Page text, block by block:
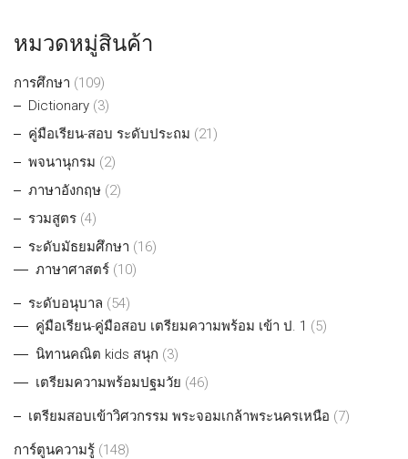
หมวดหมู่สินค้า
การศึกษา (109)
Dictionary (3)
คู่มือเรียน-สอบ ระดับประถม (21)
พจนานุกรม (2)
ภาษาอังกฤษ (2)
รวมสูตร (4)
ระดับมัธยมศึกษา (16)
ภาษาศาสตร์ (10)
ระดับอนุบาล (54)
คู่มือเรียน-คู่มือสอบ เตรียมความพร้อม เข้า ป. 1 (5)
นิทานคณิต kids สนุก (3)
เตรียมความพร้อมปฐมวัย (46)
เตรียมสอบเข้าวิศวกรรม พระจอมเกล้าพระนครเหนือ (7)
การ์ตูนความรู้ (148)